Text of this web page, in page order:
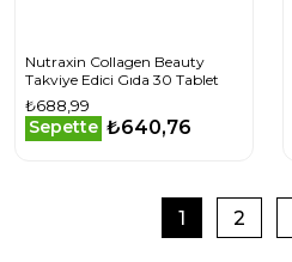
Nutraxin Collagen Beauty
Takviye Edici Gıda 30 Tablet
₺688,99
Sepette ₺640,76
1 2